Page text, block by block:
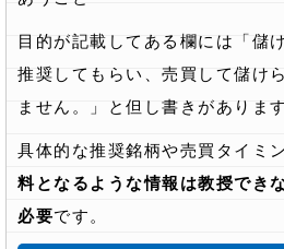
目的が記載してある欄には「儲
推奨してもらい、売買して儲け
ません。」と但し書きがあります
具体的な推奨銘柄や売買タイミ
料となるような情報は教授でき
必要です。